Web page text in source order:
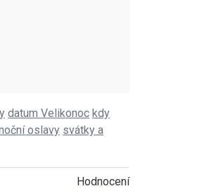
datum Velikonoc kdy
oslavy svátky a
Hodnocení